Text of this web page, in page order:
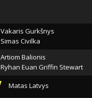
Vakaris Gurkšnys
Simas Civilka
Artiom Balionis
Ryhan Euan Griffin Stewart
Matas Latvys